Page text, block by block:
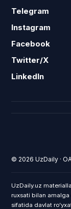
Telegram
Instagram
Facebook
Twitter/X
LinkedIn
© 2026 UzDaily ·
UzDaily.uz
ruxsati bilan
sifatida davlat